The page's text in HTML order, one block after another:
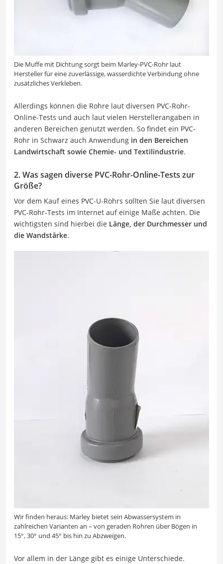
Die Muffe mit Dichtung sorgt beim Marley-PVC-Rohr laut
Hersteller für eine zuverlässige, wasserdichte Verbindung ohne
zusätzliches Verkleben.
Allerdings können die Rohre laut diversen PVC-Rohr-
Online-Tests und auch laut vielen Herstellerangaben in
anderen Bereichen genutzt werden. So findet ein PVC-
Rohr in Schwarz auch Anwendung in den Bereichen
Landwirtschaft sowie Chemie- und Textilindustrie.
2. Was sagen diverse PVC-Rohr-Online-Tests zur
Größe?
Vor dem Kauf eines PVC-U-Rohrs sollten Sie laut diversen
PVC-Rohr-Tests im Internet auf einige Maße achten. Die
wichtigsten sind hierbei die Länge, der Durchmesser und
die Wandstärke.
Wir finden heraus: Marley bietet sein Abwassersystem in
zahlreichen Varianten an – von geraden Rohren über Bögen in
15°, 30° und 45° bis hin zu Abzweigen.
Vor allem in der Länge gibt es einige Unterschiede.